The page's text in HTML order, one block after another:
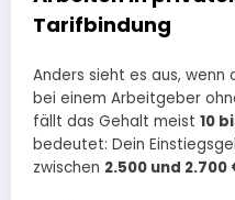
Tarifbindung
Anders sieht es aus, wenn
bei einem Arbeitgeber
fällt das Gehalt meist 10
bedeutet: Dein
zwischen 2.500 und 2.700